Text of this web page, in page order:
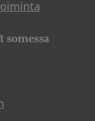
somessa
ikkunaan
ikkunaan
ikkunaan